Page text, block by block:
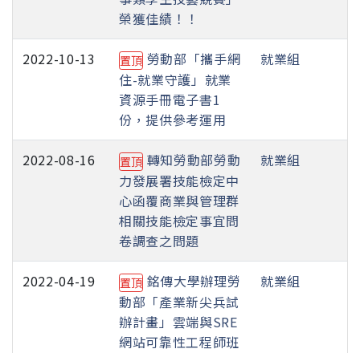
榮獲佳績！！
2022-10-13 置頂 勞動部「攜手網
住-就業守護」就業
資源手冊電子書1
份，提供參考運用
就業組
2022-08-16 置頂 轉知勞動部勞動
力發展署技能檢定中
心函覆商業與管理群
相關技能檢定事宜問
卷調查之問題
就業組
2022-04-19 置頂 銘傳大學辦理勞
動部「產業新尖兵試
辦計畫」雲端與SRE
網站可靠性工程師班
就業組